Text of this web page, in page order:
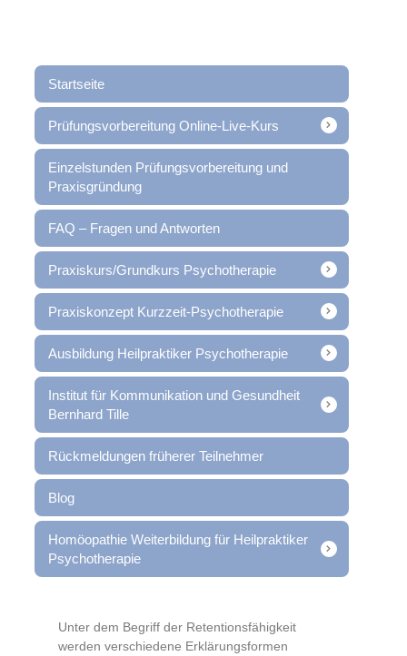
Startseite
Prüfungsvorbereitung Online-Live-Kurs
Einzelstunden Prüfungsvorbereitung und
Praxisgründung
FAQ – Fragen und Antworten
Praxiskurs/Grundkurs Psychotherapie
Praxiskonzept Kurzzeit-Psychotherapie
Ausbildung Heilpraktiker Psychotherapie
Institut für Kommunikation und Gesundheit
Bernhard Tille
Rückmeldungen früherer Teilnehmer
Blog
Homöopathie Weiterbildung für Heilpraktiker
Psychotherapie
Unter dem Begriff der Retentionsfähigkeit
werden verschiedene Erklärungsformen